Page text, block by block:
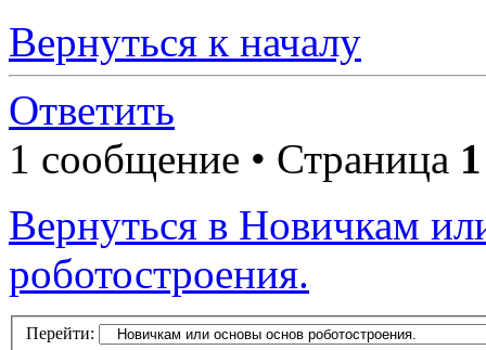
Вернуться к началу
Ответить
1 сообщение • Страница 1
Вернуться в Новичкам
роботостроения.
Перейти: